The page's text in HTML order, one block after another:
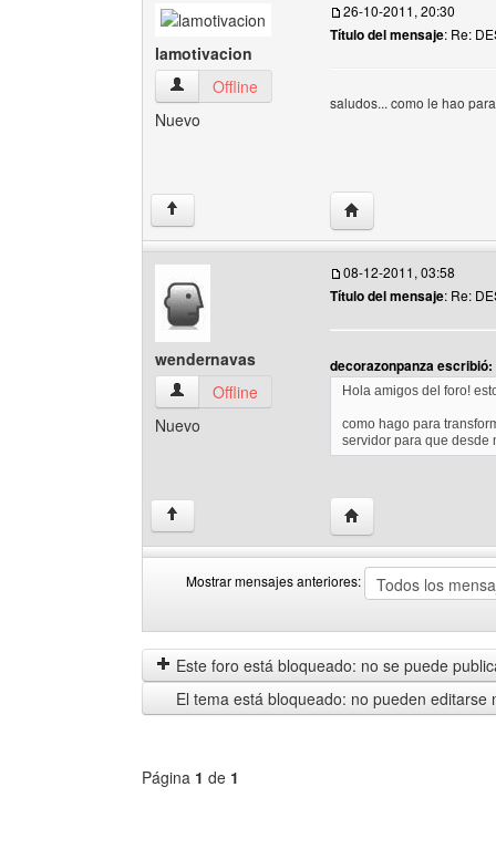
lamotivacion
lamotivacion Ver perfil del usuario
Offline
Nuevo
26-10-2011, 20:30
Título del mensaje: Re:
saludos... como le hao
↑ Visitar sitio web del
wendernavas
wendernavas Ver perfil del usuario
Offline
Nuevo
08-12-2011, 03:58
Título del mensaje: Re:
decorazonpanza escribió:
Hola amigos del foro!
como hago para
servidor para que desde
↑ Visitar sitio web del
Mostrar mensajes anteriores:
mensajes
anteriores
by
Este foro está bloqueado: no se puede
El tema está bloqueado: no pueden editarse
Página 1 de 1